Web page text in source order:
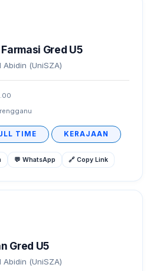
Gred U5
(UniSZA)
TIME KERAJAAN
💬 WhatsApp 🔗 Copy Link
Gred U5
(UniSZA)